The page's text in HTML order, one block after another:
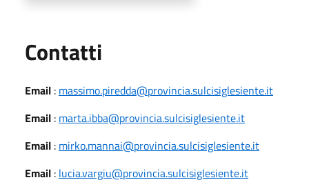
Contatti
Email : massimo.piredda@provincia.sulcisiglesiente.it
Email : marta.ibba@provincia.sulcisiglesiente.it
Email : mirko.mannai@provincia.sulcisiglesiente.it
Email : lucia.vargiu@provincia.sulcisiglesiente.it